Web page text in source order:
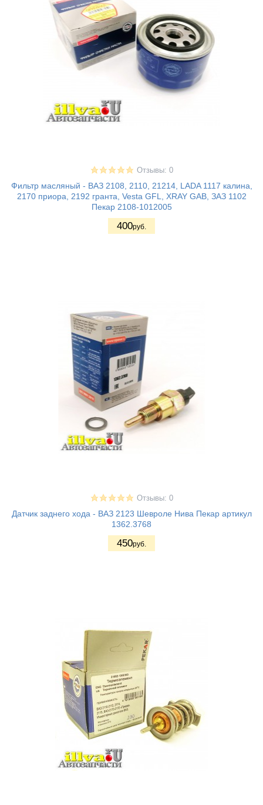
Отзывы: 0
Фильтр масляный - ВАЗ 2108, 2110, 21214, LADA 1117 калина,
2170 приора, 2192 гранта, Vesta GFL, XRAY GAB, ЗАЗ 1102
Пекар 2108-1012005
400руб.
Отзывы: 0
Датчик заднего хода - ВАЗ 2123 Шевроле Нива Пекар артикул
1362.3768
450руб.